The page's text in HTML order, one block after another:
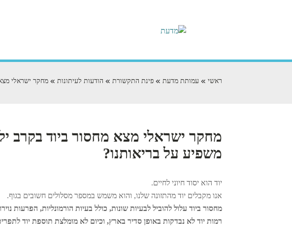
ראשי עמותת מדעת פינת התקשורת הודעות לעיתונות מחקר ישראלי מצא
מחקר ישראלי מצא מחסור ביוד בקרב
משפיע על בריאותנו?
יוד הוא יסוד חיוני לחיים.
אנו מקבלים יוד מהתזונה שלנו, והוא משמש במספר מסלולים חשובים בגוף.
מחסור ביוד עלול להוביל לבעיות שונות, כולל בעיות הורמונליות, הפרעות
רמות יוד לא נבדקות באופן סדיר בארץ, וכיום לא מומלצת תוספת יוד